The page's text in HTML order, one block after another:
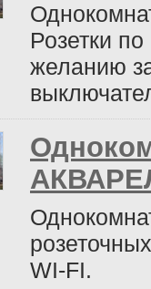
Розетки
желанию
WI-FI.